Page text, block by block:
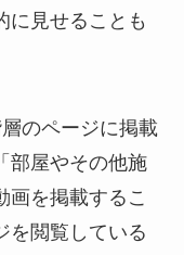
に見せることも
のページに掲載
部屋やその他施
画を掲載するこ
を閲覧している